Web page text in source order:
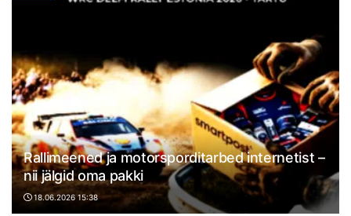
Rallimeened ja motorsporditarbed internetist –
nii jälgid oma pakki
18.06.2026 15:38